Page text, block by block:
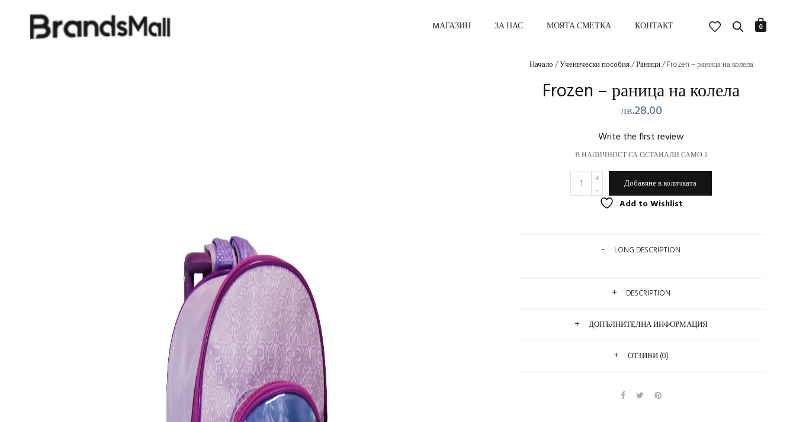
MАГАЗИН ЗА НАС МОЯТА СМЕТКА КОНТАКТ 0
Начало/Ученически пособия/Раници/ Frozen – раница на колела
Frozen – раница на колела
лв.28.00
Write the first review
В НАЛИЧНОСТ СА ОСТАНАЛИ САМО 2
КОЛИЧЕСТВО
FROZEN
-
Добавяне в количката
Add to Wishlist
LONG DESCRIPTION
DESCRIPTION
ДОПЪЛНИТЕЛНА ИНФОРМАЦИЯ
ОТЗИВИ (0)